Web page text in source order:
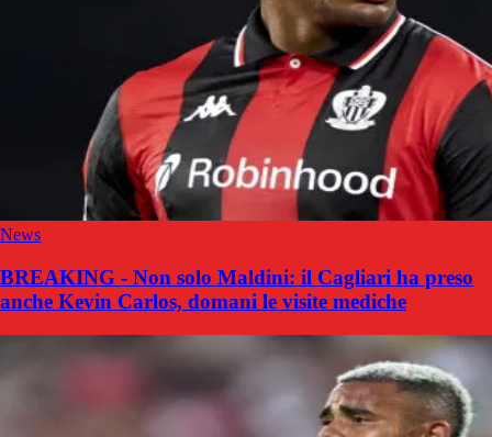
News
BREAKING - Non solo Maldini: il Cagliari ha preso
anche Kevin Carlos, domani le visite mediche